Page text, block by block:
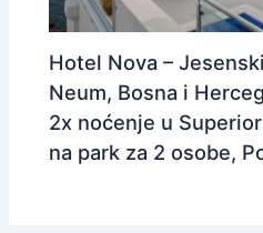
Hotel Nova –
Neum, Bosna i
2x noćenje u
na park za 2 osobe,